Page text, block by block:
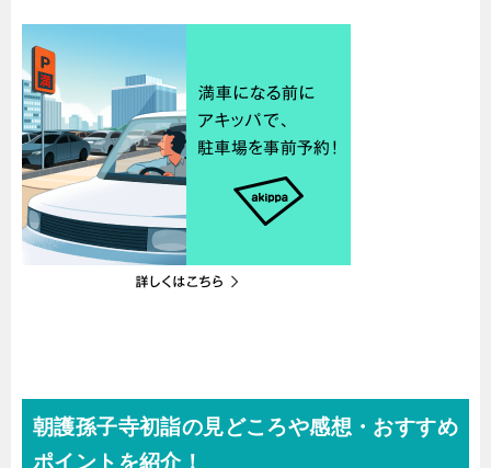
朝護孫子寺初詣の見どころや感想・おすすめ
ポイントを紹介！